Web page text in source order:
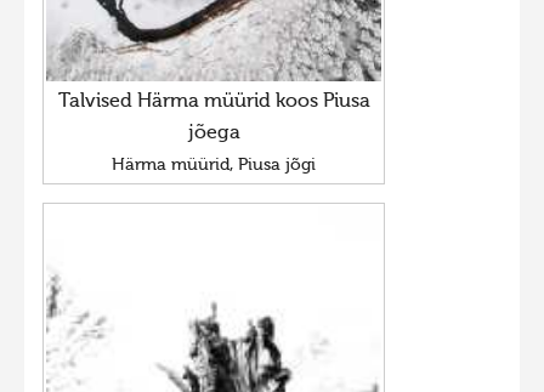
Talvised Härma müürid koos Piusa
jõega
Härma müürid, Piusa jõgi